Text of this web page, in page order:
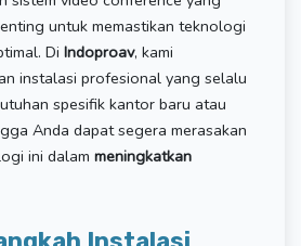
untuk memastikan teknologi
Di Indoproav, kami
instalasi profesional yang selalu
spesifik kantor baru atau
Anda dapat segera merasakan
ini dalam meningkatkan